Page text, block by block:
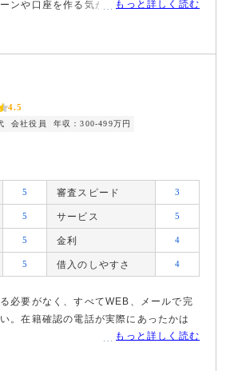
ンや口座を作る気がしないです。
もっと詳しく読む
4.5
会社役員 年収：300-499万円
5 審査スピード 3
5 サービス 5
5 金利 4
5 借入のしやすさ 4
必要がなく、すべてWEB、メールで完
。在籍確認の電話が実際にあったかは
もっと詳しく読む